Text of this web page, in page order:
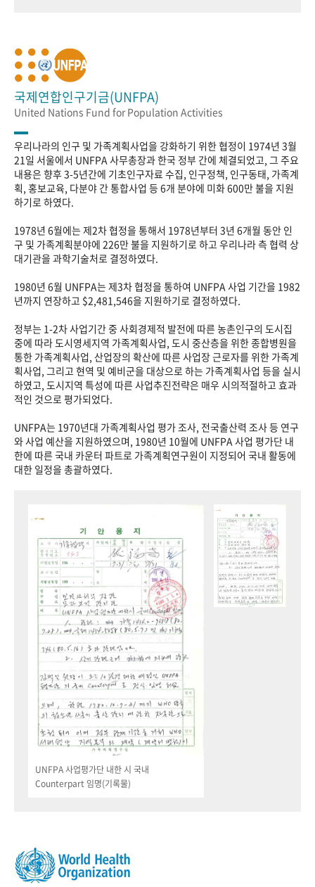
국제연합인구기금(UNFPA)
United Nations Fund for Population Activities
우리나라의 인구 및 가족계획사업을 강화하기 위한 협정이 1974년 3월
21일 서울에서 UNFPA 사무총장과 한국 정부 간에 체결되었고, 그 주요
내용은 향후 3-5년간에 기초인구자료 수집, 인구정책, 인구동태, 가족계
획, 홍보교육, 다분야 간 통합사업 등 6개 분야에 미화 600만 불을 지원
하기로 하였다.
1978년 6월에는 제2차 협정을 통해서 1978년부터 3년 6개월 동안 인
구 및 가족계획분야에 226만 불을 지원하기로 하고 우리나라 측 협력 상
대기관을 과학기술처로 결정하였다.
1980년 6월 UNFPA는 제3차 협정을 통하여 UNFPA 사업 기간을 1982
년까지 연장하고 $2,481,546을 지원하기로 결정하였다.
정부는 1-2차 사업기간 중 사회경제적 발전에 따른 농촌인구의 도시집
중에 따라 도시영세지역 가족계획사업, 도시 중산층을 위한 종합병원을
통한 가족계획사업, 산업장의 확산에 따른 사업장 근로자를 위한 가족계
획사업, 그리고 현역 및 예비군을 대상으로 하는 가족계획사업 등을 실시
하였고, 도시지역 특성에 따른 사업추진전략은 매우 시의적절하고 효과
적인 것으로 평가되었다.
UNFPA는 1970년대 가족계획사업 평가 조사, 전국출산력 조사 등 연구
와 사업 예산을 지원하였으며, 1980년 10월에 UNFPA 사업 평가단 내
한에 따른 국내 카운터 파트로 가족계획연구원이 지정되어 국내 활동에
대한 일정을 총괄하였다.
UNFPA 사업평가단 내한 시 국내
Counterpart 임명(기록물)